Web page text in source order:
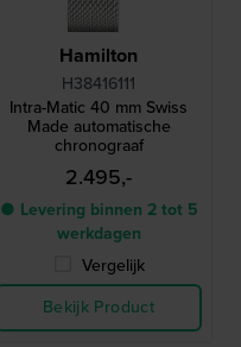
Hamilton
H38416111
Intra-Matic 40 mm Swiss
Made automatische
chronograaf
2.495,-
● Levering binnen 2 tot 5
werkdagen
Vergelijk
Bekijk Product